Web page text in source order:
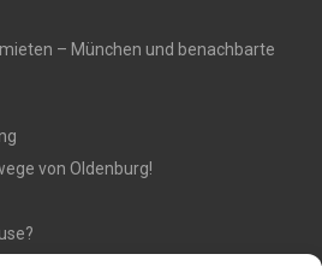
– München und benachbarte
von Oldenburg!